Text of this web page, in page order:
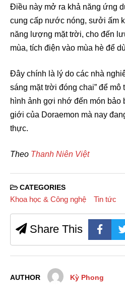
Điều này mở ra khả năng ứng
cung cấp nước nóng, sưởi ấm
năng lượng mặt trời, cho đến
mùa, tích điện vào mùa hè để
Đây chính là lý do các nhà
sáng mặt trời đóng chai” để mô
hình ảnh gợi nhớ đến món bảo
giới của Doraemon mà nay
thực.
Theo Thanh Niên Việt
CATEGORIES
Khoa học & Công nghệ Tin tức
Share This
AUTHOR Kỳ Phong